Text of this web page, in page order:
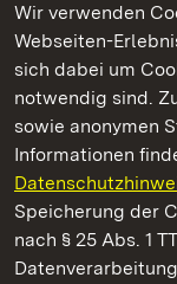
Wir verwenden
Webseiten-
sich dabei um
notwendig sind.
sowie anonymen
Informationen
Speicherung der
nach § 25 Abs. 1
Kommen.
Staatliche Schlösser
Staatliche